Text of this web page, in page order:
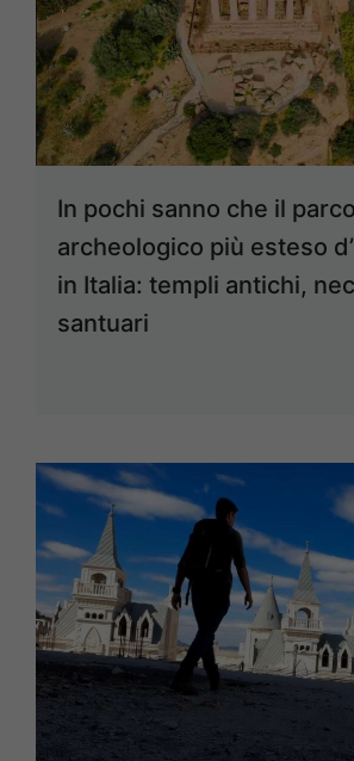
In pochi sanno che il parco
archeologico più esteso
in Italia: templi antichi,
santuari